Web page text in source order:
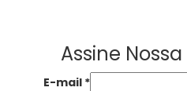
Assine
E-mail *